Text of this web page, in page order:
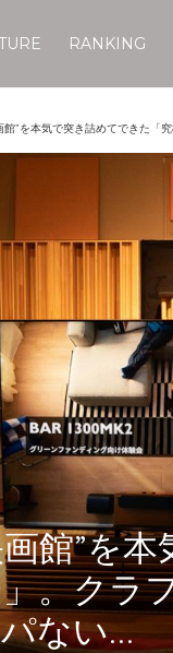
RANKING
館”を本気で突き詰めてできた「
館”を
。クラ
ない…